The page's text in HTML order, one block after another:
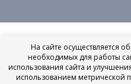
На сайте осуществляется
необходимых для работы
использования сайта и
использованием метрической